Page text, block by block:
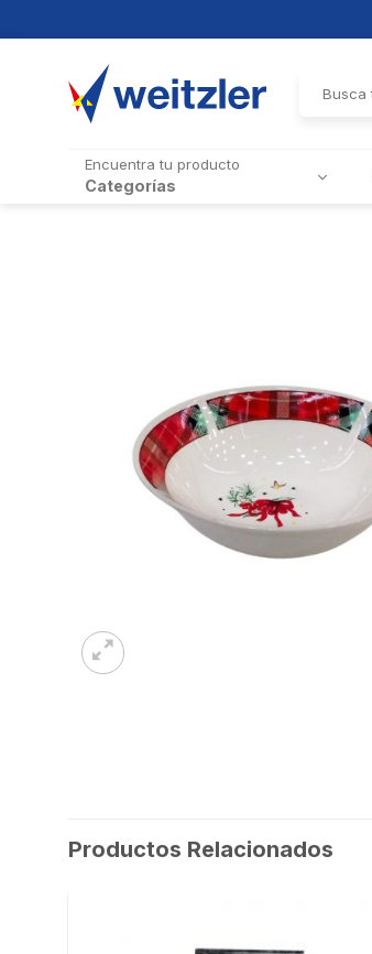
por:
Encuentra tu producto
Categorías
Productos Relacionados